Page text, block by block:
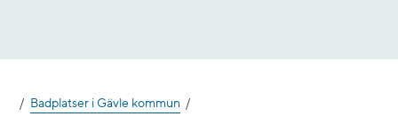
Badplatser i Gävle kommun